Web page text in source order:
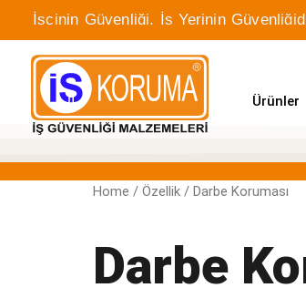
İşçinin Güvenliği, İş Yerinin
Ürünler
Home / Özellik / Darbe Koruması
Darbe